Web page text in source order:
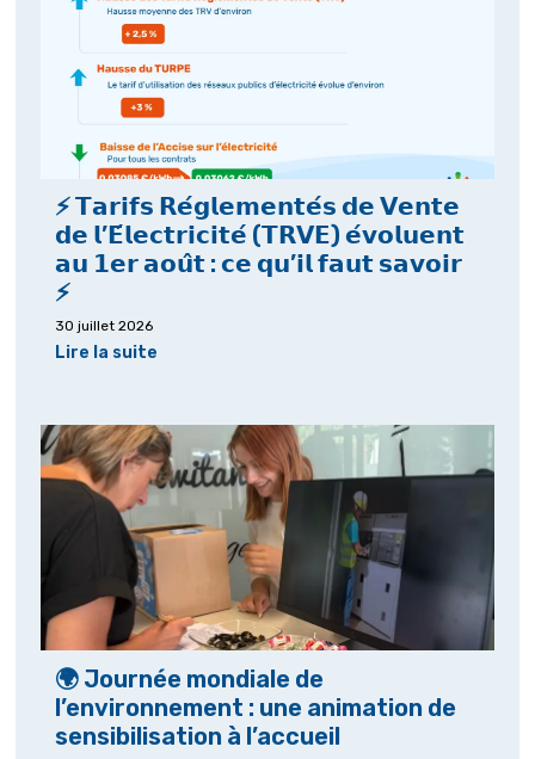
⚡ 𝗧𝗮𝗿𝗶𝗳𝘀 𝗥𝗲́𝗴𝗹𝗲𝗺𝗲𝗻𝘁𝗲́𝘀 𝗱𝗲 𝗩𝗲𝗻𝘁𝗲
𝗱𝗲 𝗹’𝗘́𝗹𝗲𝗰𝘁𝗿𝗶𝗰𝗶𝘁𝗲́ (𝗧𝗥𝗩𝗘) 𝗲́𝘃𝗼𝗹𝘂𝗲𝗻𝘁
𝗮𝘂 𝟭𝗲𝗿 𝗮𝗼𝘂̂𝘁 : 𝗰𝗲 𝗾𝘂’𝗶𝗹 𝗳𝗮𝘂𝘁 𝘀𝗮𝘃𝗼𝗶𝗿
⚡
30 juillet 2026
Lire la suite
🌍 Journée mondiale de
l’environnement : une animation de
sensibilisation à l’accueil